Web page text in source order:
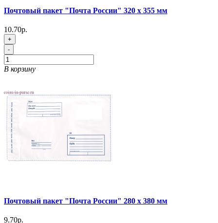
Почтовый пакет "Почта России" 320 х 355 мм
10.70р.
+
-
В корзину
Почтовый пакет "Почта России" 280 х 380 мм
9.70р.